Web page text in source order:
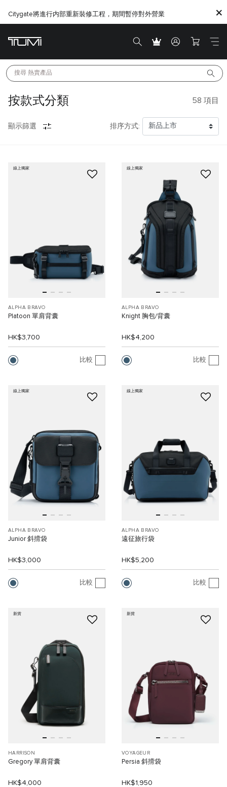
Citygate將進行内部重新裝修工程，期間暫停對外營業
搜尋 熱賣產品
按款式分類 58 項目
顯示篩選 排序方式:
線上獨家
ALPHA BRAVO
Platoon 單肩背囊
HK$3,700
比較
線上獨家
ALPHA BRAVO
Knight 胸包/背囊
HK$4,200
比較
線上獨家
ALPHA BRAVO
Junior 斜揹袋
HK$3,000
比較
線上獨家
ALPHA BRAVO
遠征旅行袋
HK$5,200
比較
新貨
HARRISON
Gregory 單肩背囊
HK$4,000
新貨
VOYAGEUR
Persia 斜揹袋
HK$1,950